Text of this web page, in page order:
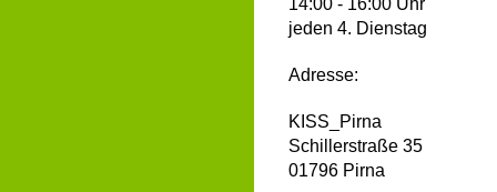
jeden 4. Dienstag
Adresse:
KISS_Pirna
Schillerstraße 35
01796 Pirna